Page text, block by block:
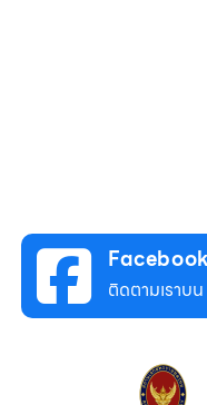
Facebook
ติดตามเราบ